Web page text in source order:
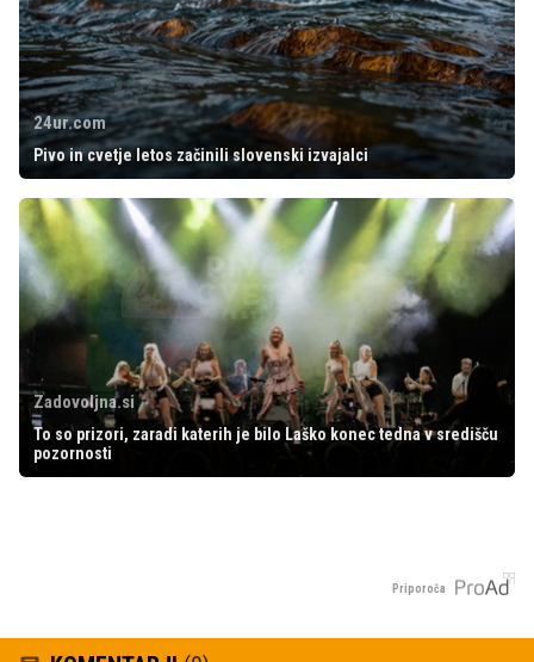
24ur.com
Pivo in cvetje letos začinili slovenski izvajalci
Zadovoljna.si
To so prizori, zaradi katerih je bilo Laško konec tedna v središču
pozornosti
Priporoča